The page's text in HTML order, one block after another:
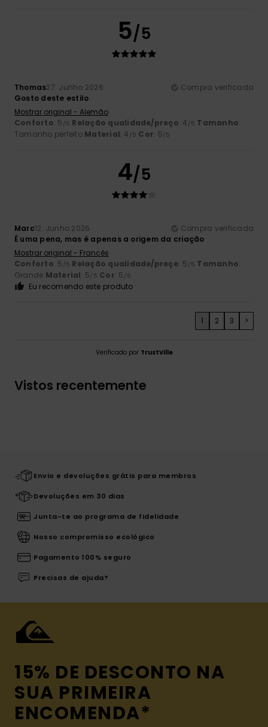
5/5
Thomas27. Junho 2026
Compra verificada
Gosto deste estilo
Mostrar original - Alemão
Conforto: 5 /5 Relação qualidade/preço: 4 /5 Tamanho:
Tamanho perfeito Material: 4 /5 Cor: 5/5
4/5
Marc12. Junho 2026
Compra verificada
É uma pena, mas é apenas a origem da criação
Mostrar original - Francês
Conforto: 5 /5 Relação qualidade/preço: 5 /5 Tamanho:
Grande Material: 5/5 Cor: 5 /5
Eu recomendo este produto
1 2 3 >
Verificado por TrustVille
Vistos recentemente
Envio e devoluções grátis para membros
Devoluções em 30 dias
Junta-te ao programa de fidelidade
Nosso compromisso ecológico
Pagamento 100% seguro
Precisas de ajuda?
15% DE DESCONTO NA
SUA PRIMEIRA
ENCOMENDA*